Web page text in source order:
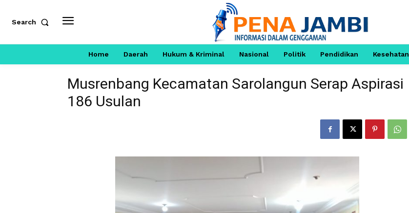
Search
Home Daerah Hukum & Kriminal Nasional Politik Pendidikan Kesehatan
Musrenbang Kecamatan Sarolangun Serap Aspirasi
186 Usulan